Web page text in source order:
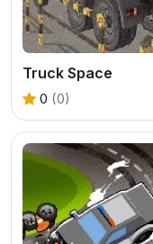
Truck Space
0 (0)